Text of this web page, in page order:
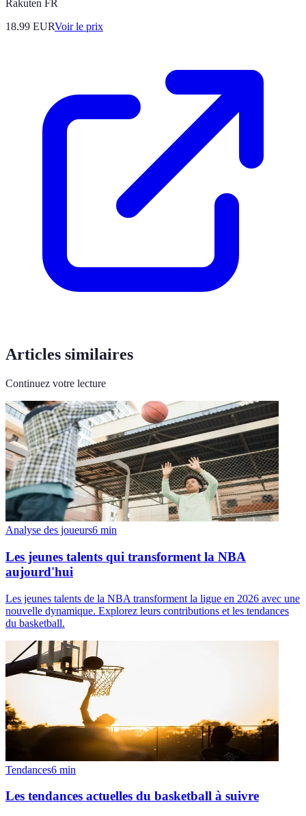
Rakuten FR
18.99 EURVoir le prix
Articles similaires
Continuez votre lecture
Analyse des joueurs6 min
Les jeunes talents qui transforment la NBA
aujourd'hui
Les jeunes talents de la NBA transforment la ligue en 2026 avec une
nouvelle dynamique. Explorez leurs contributions et les tendances
du basketball.
Tendances6 min
Les tendances actuelles du basketball à suivre